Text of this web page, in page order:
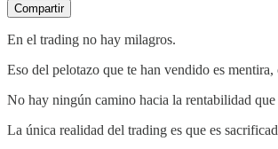
Compartir
En el trading no hay milagros.
Eso del pelotazo que te han vendido es mentira,
No hay ningún camino hacia la rentabilidad
La única realidad del trading es que es